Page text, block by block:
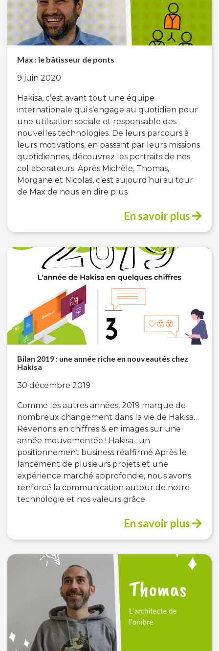
Max : le bâtisseur de ponts
9 juin 2020
Hakisa, c’est avant tout une équipe
internationale qui s’engage au quotidien pour
une utilisation sociale et responsable des
nouvelles technologies. De leurs parcours à
leurs motivations, en passant par leurs missions
quotidiennes, découvrez les portraits de nos
collaborateurs. Après Michèle, Thomas,
Morgane et Nicolas, c’est aujourd’hui au tour
de Max de nous en dire plus
En savoir plus
Bilan 2019 : une année riche en nouveautés chez
Hakisa
30 décembre 2019
Comme les autres années, 2019 marque de
nombreux changement dans la vie de Hakisa…
Revenons en chiffres & en images sur une
année mouvementée ! Hakisa : un
positionnement business réaffirmé Après le
lancement de plusieurs projets et une
expérience marché approfondie, nous avons
renforcé la communication autour de notre
technologie et nos valeurs grâce
En savoir plus